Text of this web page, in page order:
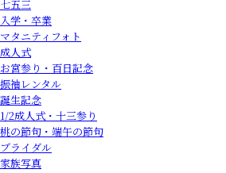
七五三
入学・卒業
マタニティフォト
成人式
お宮参り・百日記念
振袖レンタル
誕生記念
1/2成人式・十三参り
桃の節句・端午の節句
ブライダル
家族写真